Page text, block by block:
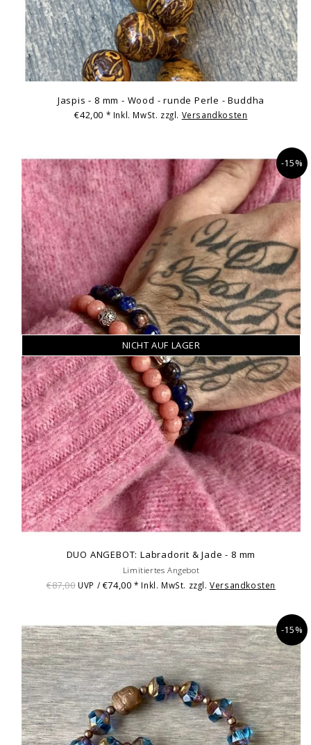
Jaspis - 8 mm - Wood - runde Perle - Buddha
€42,00 * Inkl. MwSt. zzgl. Versandkosten
NICHT AUF LAGER
-15%
DUO ANGEBOT: Labradorit & Jade - 8 mm
Limitiertes Angebot
€87,00 UVP / €74,00* Inkl. MwSt. zzgl.Versandkosten
-15%